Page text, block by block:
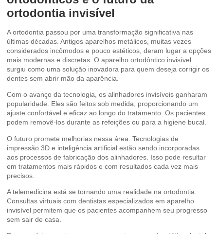
ortodontia invisível
A ortodontia passou por uma transformação significativa nas
últimas décadas. Antigos aparelhos metálicos, muitas vezes
considerados incômodos e pouco estéticos, deram lugar a opções
mais modernas e discretas. O aparelho ortodôntico invisível
surgiu como uma solução inovadora para quem deseja corrigir os
dentes sem abrir mão da aparência.
Com o avanço da tecnologia, os alinhadores invisíveis ganharam
popularidade. Eles são feitos sob medida, proporcionando um
ajuste confortável e eficaz ao longo do tratamento. Os pacientes
podem removê-los durante as refeições ou para a higiene bucal.
O futuro promete melhorias nessa área. Tecnologias de
impressão 3D e inteligência artificial estão sendo incorporadas
aos processos de fabricação dos alinhadores. Isso pode resultar
em tratamentos mais rápidos e com resultados cada vez mais
precisos.
A telemedicina está se tornando uma realidade na ortodontia.
Consultas virtuais com dentistas especializados em aparelho
invisível permitem que os pacientes acompanhem seu progresso
sem sair de casa.